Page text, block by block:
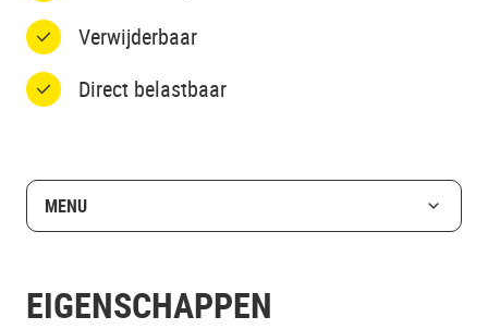
Verwijderbaar
Direct belastbaar
MENU
EIGENSCHAPPEN